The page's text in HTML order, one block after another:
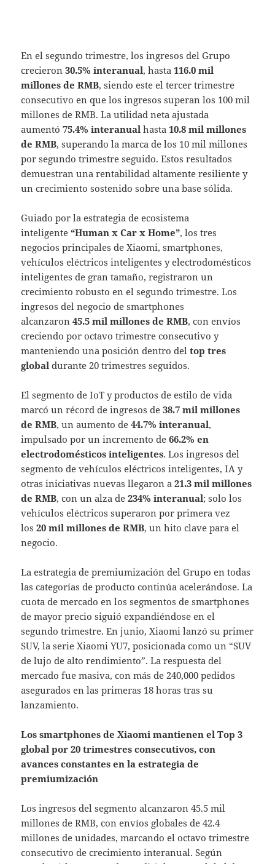
En el segundo trimestre, los ingresos del Grupo
crecieron30.5% interanual, hasta116.0 mil
millones de RMB, siendo este el tercer trimestre
consecutivo en que los ingresos superan los 100 mil
millones de RMB. La utilidad neta ajustada
aumentó75.4% interanual hasta10.8 mil millones
de RMB, superando la marca de los 10 mil millones
por segundo trimestre seguido. Estos resultados
demuestran una rentabilidad altamente resiliente y
un crecimiento sostenido sobre una base sólida.
Guiado por la estrategia de ecosistema
inteligente“Human x Car x Home”, los tres
negocios principales de Xiaomi, smartphones,
vehículos eléctricos inteligentes y electrodomésticos
inteligentes de gran tamaño, registraron un
crecimiento robusto en el segundo trimestre. Los
ingresos del negocio de smartphones
alcanzaron45.5 mil millones de RMB, con envíos
creciendo por octavo trimestre consecutivo y
manteniendo una posición dentro deltop tres
global durante 20 trimestres seguidos.
El segmento de IoT y productos de estilo de vida
marcó un récord de ingresos de38.7 mil millones
de RMB, un aumento de44.7% interanual,
impulsado por un incremento de66.2% en
electrodomésticos inteligentes. Los ingresos del
segmento de vehículos eléctricos inteligentes, IA y
otras iniciativas nuevas llegaron a21.3 mil millones
de RMB, con un alza de234% interanual; solo los
vehículos eléctricos superaron por primera vez
los20 mil millones de RMB, un hito clave para el
negocio.
La estrategia de premiumización del Grupo en todas
las categorías de producto continúa acelerándose. La
cuota de mercado en los segmentos de smartphones
de mayor precio siguió expandiéndose en el
segundo trimestre. En junio, Xiaomi lanzó su primer
SUV, la serie Xiaomi YU7, posicionada como un “SUV
de lujo de alto rendimiento”. La respuesta del
mercado fue masiva, con más de 240,000 pedidos
asegurados en las primeras 18 horas tras su
lanzamiento.
Los smartphones de Xiaomi mantienen el Top 3
global por 20 trimestres consecutivos, con
avances constantes en la estrategia de
premiumización
Los ingresos del segmento alcanzaron 45.5 mil
millones de RMB, con envíos globales de 42.4
millones de unidades, marcando el octavo trimestre
consecutivo de crecimiento interanual. Según